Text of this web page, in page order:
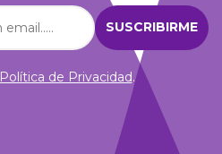
Política de Privacidad.